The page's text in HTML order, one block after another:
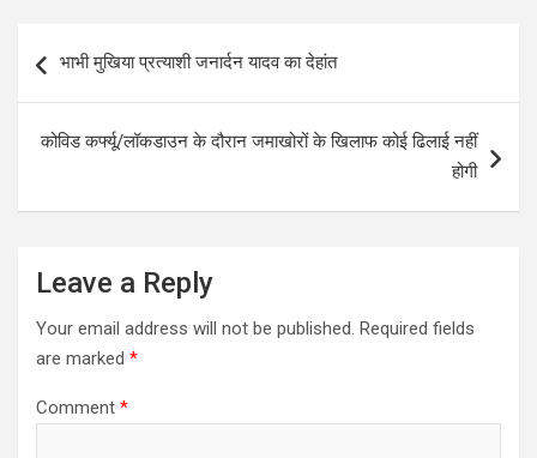
navigation
भाभी मुखिया प्रत्याशी जनार्दन यादव का देहांत
कोविड कर्फ्यू/लॉकडाउन के दौरान जमाखोरों के खिलाफ कोई ढिलाई नहीं
होगी
Leave a Reply
Your email address will not be published. Required fields
are marked *
Comment *